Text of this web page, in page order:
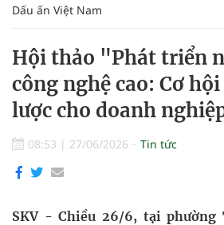
Dấu ấn Việt Nam
Hội thảo "Phát triển
công nghệ cao: Cơ
lược cho doanh
08:53 | 27/06/2026 Tin tức
SKV - Chiều 26/6, tại phường